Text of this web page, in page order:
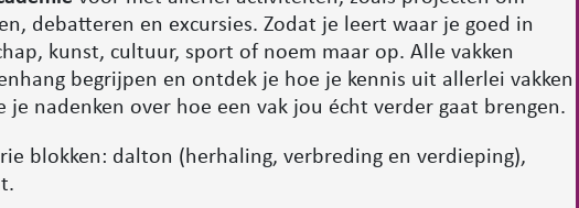
debatteren en excursies. Zodat je leert waar je goed in
kunst, cultuur, sport of noem maar op. Alle vakken
begrijpen en ontdek je hoe je kennis uit allerlei vakken
nadenken over hoe een vak jou écht verder gaat brengen.
blokken: dalton (herhaling, verbreding en verdieping),